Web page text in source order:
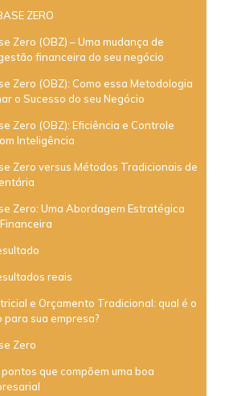
ZERO
Zero (OBZ) – Uma mudança de
financeira do seu negócio
Zero (OBZ): Como essa Metodologia
o Sucesso do seu Negócio
Zero (OBZ): Eficiência e Controle
Inteligência
Zero versus Métodos Tradicionais de
Zero: Uma Abordagem Estratégica
reais
e Orçamento Tradicional: qual é o
para sua empresa?
Zero
que compõem uma boa